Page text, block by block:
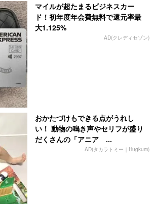
マイルが超たまるビジネスカー
ド！初年度年会費無料で還元率最
大1.125%
AD(クレディセゾン)
おかたづけもできる点がうれし
い！ 動物の鳴き声やセリフが盛り
だくさんの「アニア ...
AD(タカラトミー｜Hugkum)